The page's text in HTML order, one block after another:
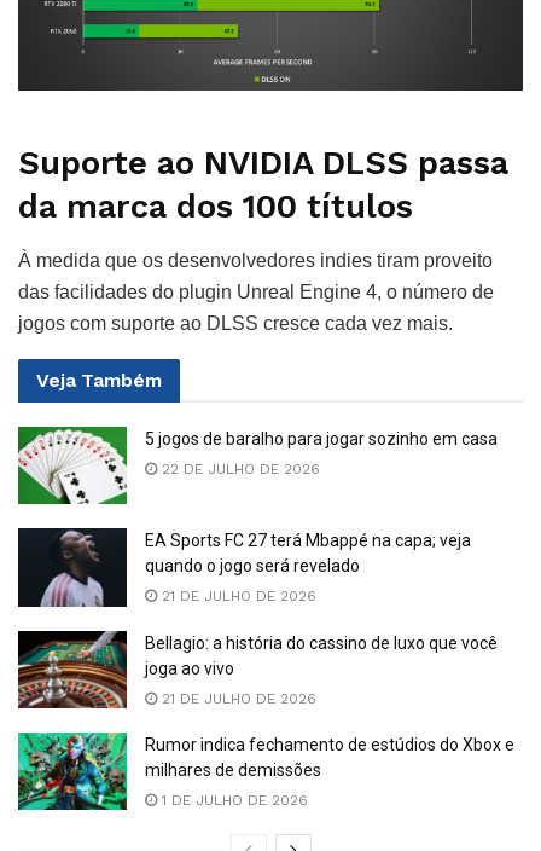
Suporte ao NVIDIA DLSS passa
da marca dos 100 títulos
À medida que os desenvolvedores indies tiram proveito
das facilidades do plugin Unreal Engine 4, o número de
jogos com suporte ao DLSS cresce cada vez mais.
Veja Também
5 jogos de baralho para jogar sozinho em casa
22 DE JULHO DE 2026
EA Sports FC 27 terá Mbappé na capa; veja
quando o jogo será revelado
21 DE JULHO DE 2026
Bellagio: a história do cassino de luxo que você
joga ao vivo
21 DE JULHO DE 2026
Rumor indica fechamento de estúdios do Xbox e
milhares de demissões
1 DE JULHO DE 2026